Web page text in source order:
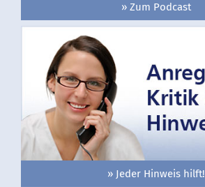
» Zum Podcast
» Jeder Hinweis hilft!